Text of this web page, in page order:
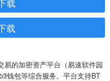
载
的加密资产平台（易速软件园
钱包等综合服务。平台支持BT